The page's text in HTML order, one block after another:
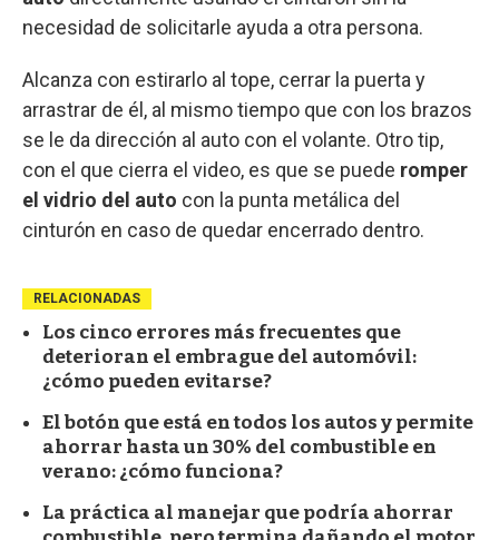
necesidad de solicitarle ayuda a otra persona.
Alcanza con estirarlo al tope, cerrar la puerta y
arrastrar de él, al mismo tiempo que con los brazos
se le da dirección al auto con el volante. Otro tip,
con el que cierra el video, es que se puede romper
el vidrio del auto con la punta metálica del
cinturón en caso de quedar encerrado dentro.
RELACIONADAS
Los cinco errores más frecuentes que
deterioran el embrague del automóvil:
¿cómo pueden evitarse?
El botón que está en todos los autos y permite
ahorrar hasta un 30% del combustible en
verano: ¿cómo funciona?
La práctica al manejar que podría ahorrar